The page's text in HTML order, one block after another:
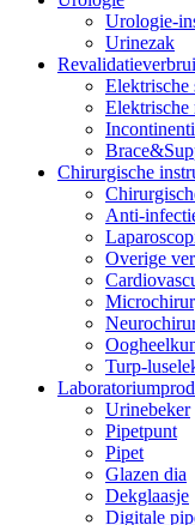
Urologie-
Urinezak
Elektrische
Elektrische
Chirurgische
Anti-
Overige
Turp-
Urinebeker
Pipetpunt
Pipet
Glazen dia
Dekglaasje
Digitale